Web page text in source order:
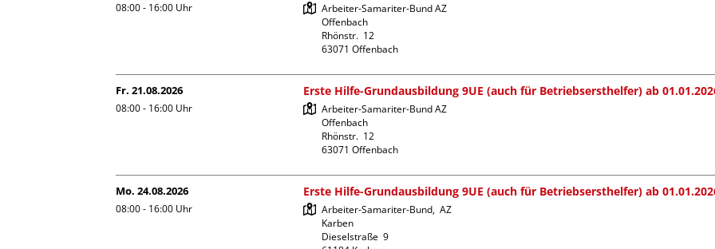
08:00 - 16:00 Uhr
Arbeiter-Samariter-Bund AZ
Offenbach
Rhönstr.  12
63071 Offenbach
Fr. 21.08.2026
08:00 - 16:00 Uhr
Erste Hilfe-Grundausbildung 9UE (auch für Betriebsersthelfer) ab
Arbeiter-Samariter-Bund AZ
Offenbach
Rhönstr.  12
63071 Offenbach
Mo. 24.08.2026
08:00 - 16:00 Uhr
Erste Hilfe-Grundausbildung 9UE (auch für Betriebsersthelfer) ab
Arbeiter-Samariter-Bund,  AZ
Karben
Dieselstraße  9